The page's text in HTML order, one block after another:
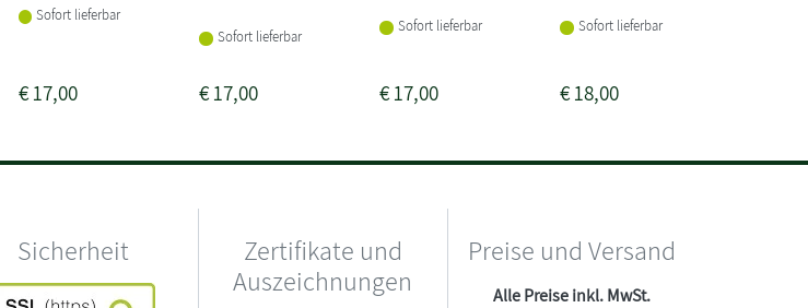
Sofort lieferbar
€17,00
Sofort lieferbar
€17,00
Sofort lieferbar
€17,00
Sofort lieferbar
€18,00
Sicherheit
Zertifikate und
Auszeichnungen
Preise und Versand
Alle Preise inkl. MwSt.